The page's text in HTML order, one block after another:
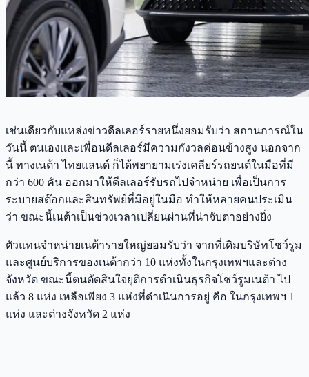
เช่นเดียวกับแหล่งข่าวดีลเลอร์รายหนึ่งยอมรับว่า สถานการณ์ใน
วันนี้ ตนเองและเพื่อนดีลเลอร์มีความกังวลค่อนข้างสูง นอกจาก
นี้ ทางเนต้า ไทยแลนด์ ก็ได้พยายามเร่งเคลียร์รถยนต์ในมือที่มี
กว่า 600 คัน ออกมาให้ดีลเลอร์รับรถไปจำหน่าย เพื่อเป็นการ
ระบายสต๊อกและสินทรัพย์ที่มีอยู่ในมือ ทำให้หลายคนประเมิน
ว่า ขณะนี้เนต้าเป็นช่วงเวลาเปลี่ยนผ่านที่น่าจับตาอย่างยิ่ง
ตัวแทนจำหน่ายเนต้ารายใหญ่ยอมรับว่า จากที่เดิมบริษัทโชว์รูม
และศูนย์บริการของเนต้ากว่า 10 แห่งทั้งในกรุงเทพฯและต่าง
จังหวัด ขณะนี้ตนตัดสินใจยุติการดำเนินธุรกิจโชว์รูมเนต้า ไป
แล้ว 8 แห่ง เหลือเพียง 3 แห่งที่ดำเนินการอยู่ คือ ในกรุงเทพฯ 1
แห่ง และต่างจังหวัด 2 แห่ง